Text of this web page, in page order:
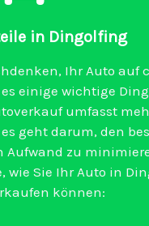
in Dingolfing
Ihr Auto auf
einige wichtige
umfasst
geht darum, den
Aufwand zu
wie Sie Ihr Auto in
können: